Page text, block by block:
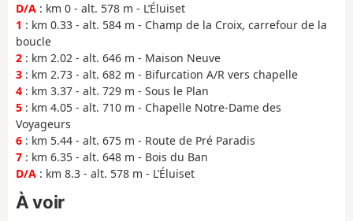
D/A : km 0 - alt. 578 m - L’Éluiset
1 : km 0.33 - alt. 584 m - Champ de la Croix, carrefour de la
boucle
2 : km 2.02 - alt. 646 m - Maison Neuve
3 : km 2.73 - alt. 682 m - Bifurcation A/R vers chapelle
4 : km 3.37 - alt. 729 m - Sous le Plan
5 : km 4.05 - alt. 710 m - Chapelle Notre-Dame des
Voyageurs
6 : km 5.44 - alt. 675 m - Route de Pré Paradis
7 : km 6.35 - alt. 648 m - Bois du Ban
D/A : km 8.3 - alt. 578 m - L’Éluiset
À voir